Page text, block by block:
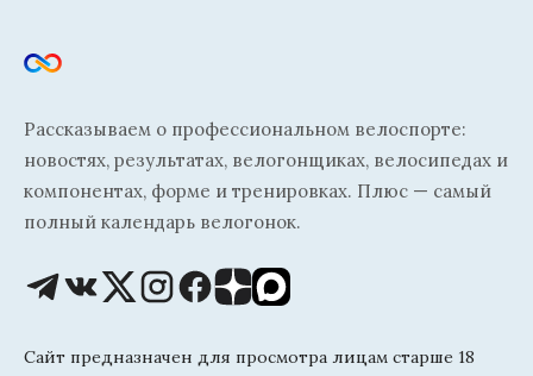
Рассказываем о профессиональном велоспорте:
новостях, результатах, велогонщиках, велосипедах и
компонентах, форме и тренировках. Плюс — самый
полный календарь велогонок.
Сайт предназначен для просмотра лицам старше 18